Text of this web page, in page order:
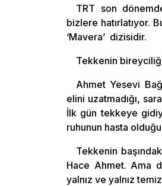
TRT son
bizlere hatırlatıyor.
‘Mavera’ dizisidir.
Tekkenin
Ahmet Yesevi
elini uzatmadığı,
İlk gün tekkeye
ruhunun hasta
Tekkenin
Hace Ahmet. Ama
yalnız ve yalnız